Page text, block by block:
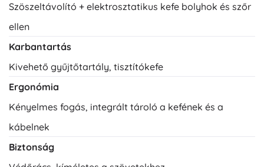
Szöszeltávolító + elektrosztatikus kefe bolyhok és szőr
ellen
Karbantartás
Kivehető gyűjtőtartály, tisztítókefe
Ergonómia
Kényelmes fogás, integrált tároló a kefének és a
kábelnek
Biztonság